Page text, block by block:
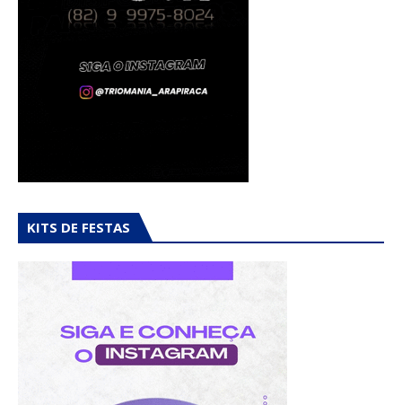
KITS DE FESTAS